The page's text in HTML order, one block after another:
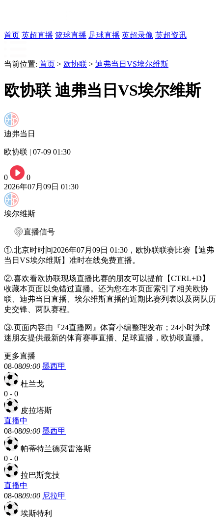
首页 英超直播 篮球直播 足球直播 英超录像 英超资讯
当前位置: 首页 > 欧协联 > 迪弗当日VS埃尔维斯
欧协联 迪弗当日VS埃尔维斯
迪弗当日
欧协联 | 07-09 01:30
0
0
2026年07月09日 01:30
埃尔维斯
直播信号
①.北京时时间2026年07月09日 01:30，欧协联联赛比赛【迪弗
当日VS埃尔维斯】准时在线免费直播。
②.喜欢看欧协联现场直播比赛的朋友可以提前【CTRL+D】
收藏本页面以免错过直播。还为您在本页面索引了相关欧协
联、迪弗当日直播、埃尔维斯直播的近期比赛列表以及两队历
史交锋、两队赛程。
③.页面内容由『24直播网』体育小编整理发布；24小时为球
迷朋友提供最新的体育赛事直播、足球直播，欧协联直播。
更多直播
08-0809:00 墨西甲
杜兰戈
0 - 0
皮拉塔斯
直播中
08-0809:00 墨西甲
帕蒂特兰德莫雷洛斯
0 - 0
拉巴斯竞技
直播中
08-0809:00 尼拉甲
埃斯特利